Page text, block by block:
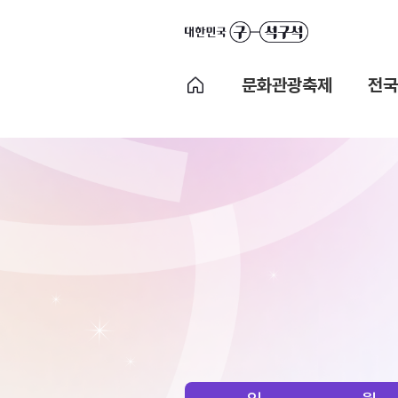
문화관광축제 전